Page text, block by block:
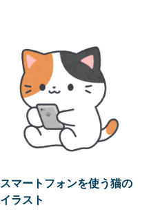
スマートフォンを使う猫の
イラスト